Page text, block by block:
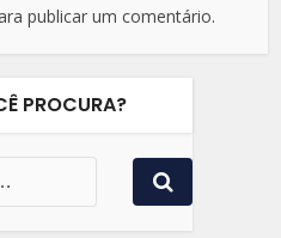
publicar um comentário.
PROCURA?